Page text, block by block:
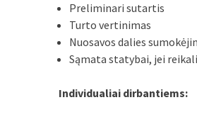
Preliminari sutartis
Turto vertinimas
Nuosavos dalies
Sąmata statybai, jei
Individualiai dirbantiems: